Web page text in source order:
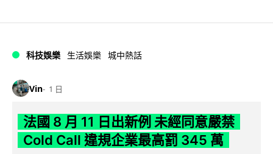
科技娛樂 生活娛樂 城中熱話
Vin 1 日
法國 8 月 11 日出新例 未經同意嚴禁
Cold Call 違規企業最高罰 345 萬